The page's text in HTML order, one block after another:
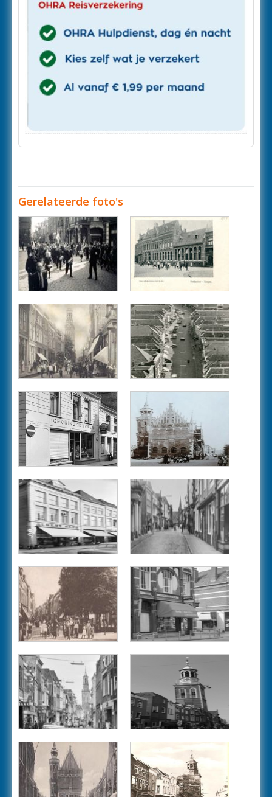
Gerelateerde foto's